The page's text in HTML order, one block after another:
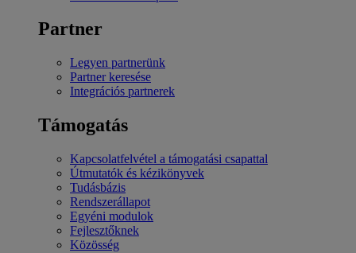
Partner
Legyen partnerünk
Partner keresése
Integrációs partnerek
Támogatás
Kapcsolatfelvétel a támogatási csapattal
Útmutatók és kézikönyvek
Tudásbázis
Rendszerállapot
Egyéni modulok
Fejlesztőknek
Közösség